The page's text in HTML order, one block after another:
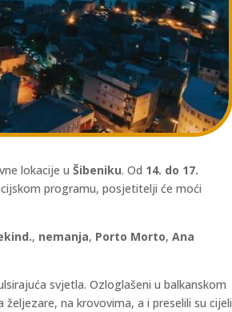
lokacije uŠibeniku. Od 14. do 17.
programu, posjetitelji će moći
, nemanja, Porto Morto,Ana
svjetla. Ozloglašeni u balkanskom
na krovovima, a i preselili su cijeli